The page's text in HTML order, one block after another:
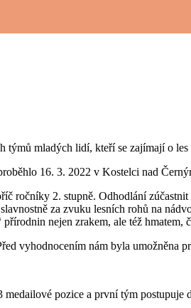
týmů mladých lidí, kteří se zajímají o
16. 3. 2022 v Kostelci nad
ročníky 2. stupně. Odhodlání
za zvuku lesních rohů na
nejen zrakem, ale též hmatem,
vyhodnocením nám byla umožněna
pozice a první tým postupuje